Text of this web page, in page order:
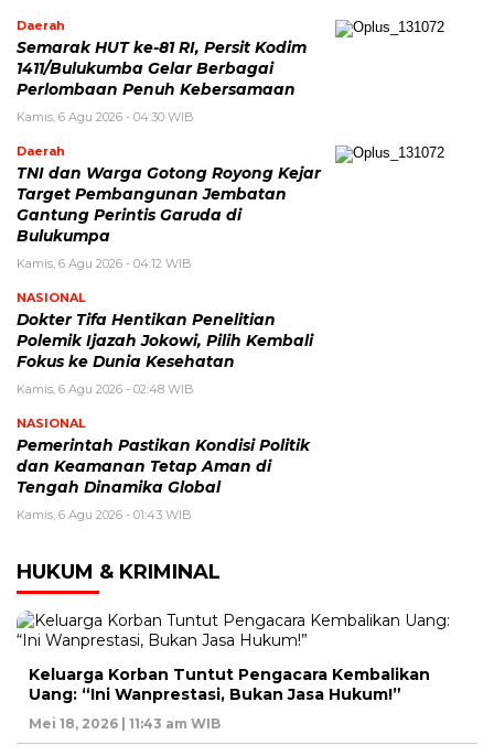
Daerah
Semarak HUT ke-81 RI, Persit Kodim
1411/Bulukumba Gelar Berbagai
Perlombaan Penuh Kebersamaan
Kamis, 6 Agu 2026 - 04:30 WIB
Daerah
TNI dan Warga Gotong Royong Kejar
Target Pembangunan Jembatan
Gantung Perintis Garuda di
Bulukumpa
Kamis, 6 Agu 2026 - 04:12 WIB
NASIONAL
Dokter Tifa Hentikan Penelitian
Polemik Ijazah Jokowi, Pilih Kembali
Fokus ke Dunia Kesehatan
Kamis, 6 Agu 2026 - 02:48 WIB
NASIONAL
Pemerintah Pastikan Kondisi Politik
dan Keamanan Tetap Aman di
Tengah Dinamika Global
Kamis, 6 Agu 2026 - 01:43 WIB
HUKUM & KRIMINAL
Keluarga Korban Tuntut Pengacara Kembalikan
Uang: “Ini Wanprestasi, Bukan Jasa Hukum!”
Mei 18, 2026 | 11:43 am WIB